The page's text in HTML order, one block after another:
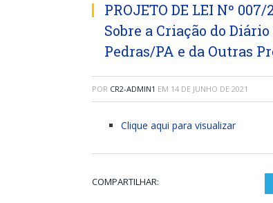
PROJETO DE LEI Nº 007/
Sobre a Criação do
Pedras/PA e da Outras
POR CR2-ADMIN1 EM 14 DE JUNHO DE 2021
Clique aqui para visualizar
COMPARTILHAR: